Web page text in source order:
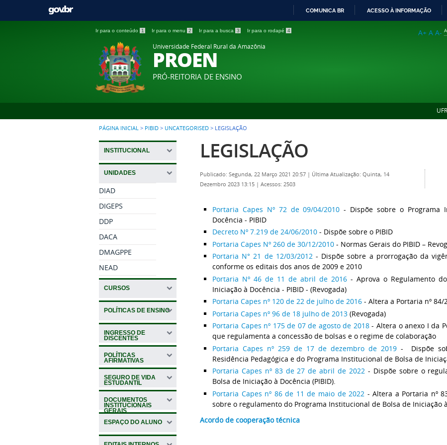
COMUNICA BR ACESSO À INFORMAÇÃO
Ir para o conteúdo 1 Ir para o menu 2 Ir para a busca 3 Ir para o rodapé 4 A+ A A-
Universidade Federal Rural da Amazônia
PROEN
PRÓ-REITORIA DE ENSINO
PÁGINA INICIAL > PIBID > UNCATEGORISED > LEGISLAÇÃO
INSTITUCIONAL
UNIDADES
DIAD
DIGEPS
DDP
DACA
DMAGPPE
NEAD
CURSOS
POLÍTICAS DE ENSINO
INGRESSO DE
DISCENTES
POLÍTICAS
AFIRMATIVAS
SEGURO DE VIDA
ESTUDANTIL
DOCUMENTOS
INSTITUCIONAIS
GERAIS
ESPAÇO DO ALUNO
LEGISLAÇÃO
Publicado: Segunda, 22 Março 2021 20:57 | Última Atualização: Quinta, 14
Dezembro 2023 13:15 | Acessos: 2503
Portaria Capes Nº 72 de 09/04/2010 - Dispõe sobre o Programa
Docência - PIBID
Decreto Nº 7.219 de 24/06/2010 - Dispõe sobre o PIBID
Portaria Capes Nº 260 de 30/12/2010 - Normas Gerais do PIBID –
Portaria N° 21 de 12/03/2012- Dispõe sobre a prorrogação da
conforme os editais dos anos de 2009 e 2010
Portaria Nº 46 de 11 de abril de 2016 - Aprova o Regulamento
Iniciação à Docência - PIBID - (Revogada)
Portaria Capes nº 120 de 22 de julho de 2016 - Altera a Portaria nº 84/
Portaria Capes nº 96 de 18 julho de 2013 (Revogada)
Portaria Capes nº 175 de 07 de agosto de 2018- Altera o anexo I da
que regulamenta a concessão de bolsas e o regime de colaboração
Portaria Capes nº 259 de 17 de dezembro de 2019 - Dispõe
Residência Pedagógica e do Programa Institucional de Bolsa de
Portaria Capes nº 83 de 27 de abril de 2022 - Dispõe sobre o
Bolsa de Iniciação à Docência (PIBID).
Portaria Capes nº 86 de 11 de maio de 2022 - Altera a Portaria nº
sobre o regulamento do Programa Institucional de Bolsa de Iniciação à
Acordo de cooperação técnica